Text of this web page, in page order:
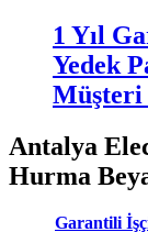
1 Yıl
Yedek
Müşteri
Antalya
Hurma
Garantili